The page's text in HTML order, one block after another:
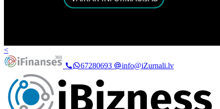
<
67280693
info@iZurnali.lv